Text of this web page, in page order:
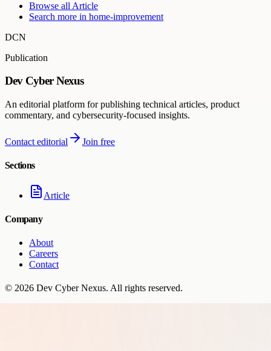
Browse all Article
Search more in home-improvement
DCN
Publication
Dev Cyber Nexus
An editorial platform for publishing technical articles, product
commentary, and cybersecurity-focused insights.
Contact editorial Join free
Sections
Article
Company
About
Careers
Contact
© 2026 Dev Cyber Nexus. All rights reserved.